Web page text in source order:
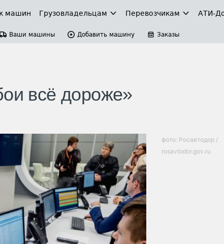
машин Грузовладельцам Перевозчикам АТИ-
Ваши машины Добавить машину Заказы
всё дороже»
фото: Росавтодор /
rosavtodor.gov.ru